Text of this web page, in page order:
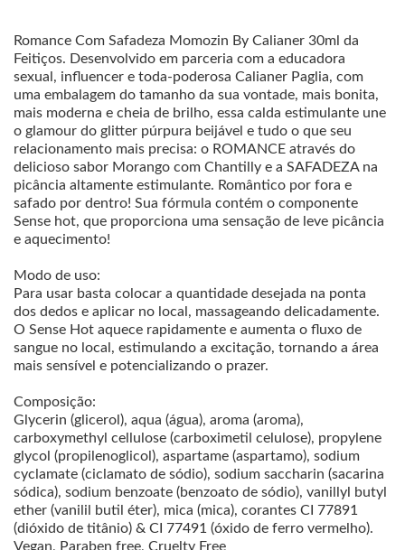
Romance Com Safadeza Momozin By Calianer 30ml da
Feitiços. Desenvolvido em parceria com a educadora
sexual, influencer e toda-poderosa Calianer Paglia, com
uma embalagem do tamanho da sua vontade, mais bonita,
mais moderna e cheia de brilho, essa calda estimulante une
o glamour do glitter púrpura beijável e tudo o que seu
relacionamento mais precisa: o ROMANCE através do
delicioso sabor Morango com Chantilly e a SAFADEZA na
picância altamente estimulante. Romântico por fora e
safado por dentro! Sua fórmula contém o componente
Sense hot, que proporciona uma sensação de leve picância
e aquecimento!
Modo de uso:
Para usar basta colocar a quantidade desejada na ponta
dos dedos e aplicar no local, massageando delicadamente.
O Sense Hot aquece rapidamente e aumenta o fluxo de
sangue no local, estimulando a excitação, tornando a área
mais sensível e potencializando o prazer.
Composição:
Glycerin (glicerol), aqua (água), aroma (aroma),
carboxymethyl cellulose (carboximetil celulose), propylene
glycol (propilenoglicol), aspartame (aspartamo), sodium
cyclamate (ciclamato de sódio), sodium saccharin (sacarina
sódica), sodium benzoate (benzoato de sódio), vanillyl butyl
ether (vanilil butil éter), mica (mica), corantes CI 77891
(dióxido de titânio) & CI 77491 (óxido de ferro vermelho).
Vegan, Paraben free, Cruelty Free